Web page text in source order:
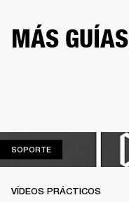
MÁS GUÍAS
SOPORTESOPORTE
VÍDEOS PRÁCTICOS